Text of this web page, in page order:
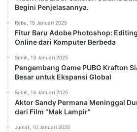
Begini Penjelasannya.
Rabu, 15 Januari 2025
Fitur Baru Adobe Photoshop:
Online dari Komputer Berbeda
Senin, 13 Januari 2025
Pengembang Game PUBG Krafton
Besar untuk Ekspansi Global
Senin, 13 Januari 2025
Aktor Sandy Permana Meninggal
dari Film “Mak Lampir”
Jumat, 10 Januari 2025